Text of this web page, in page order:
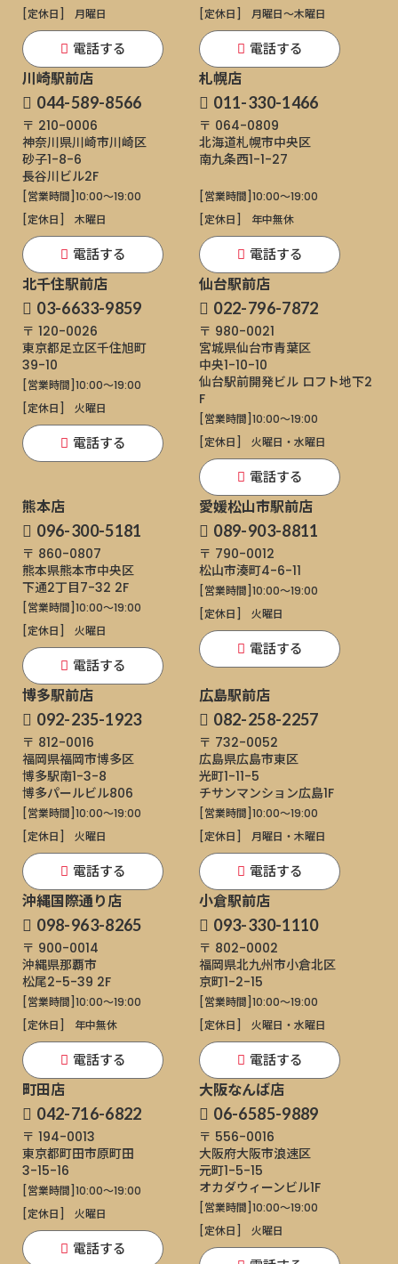
[定休日]
月曜日
電話する
[定休日]
月曜日〜木曜日
電話する
川崎駅前店
044-589-8566
〒 210-0006
神奈川県川崎市川崎区
砂子1-8-6
長谷川ビル2F
[営業時間]10:00～19:00
[定休日]
木曜日
電話する
札幌店
011-330-1466
〒 064-0809
北海道札幌市中央区
南九条西1-1-27
[営業時間]10:00～19:00
[定休日]
年中無休
電話する
北千住駅前店
03-6633-9859
〒 120-0026
東京都足立区千住旭町
39-10
[営業時間]10:00～19:00
[定休日]
火曜日
電話する
仙台駅前店
022-796-7872
〒 980-0021
宮城県仙台市青葉区
中央1-10-10
仙台駅前開発ビル ロフト地下2
F
[営業時間]10:00～19:00
[定休日]
火曜日・水曜日
電話する
熊本店
096-300-5181
〒 860-0807
熊本県熊本市中央区
下通2丁目7-32 2F
[営業時間]10:00～19:00
[定休日]
火曜日
電話する
愛媛松山市駅前店
089-903-8811
〒 790-0012
松山市湊町4-6-11
[営業時間]10:00～19:00
[定休日]
火曜日
電話する
博多駅前店
092-235-1923
〒 812-0016
福岡県福岡市博多区
博多駅南1-3-8
博多パールビル806
[営業時間]10:00～19:00
[定休日]
火曜日
電話する
広島駅前店
082-258-2257
〒 732-0052
広島県広島市東区
光町1-11-5
チサンマンション広島1F
[営業時間]10:00～19:00
[定休日]
月曜日・木曜日
電話する
沖縄国際通り店
098-963-8265
〒 900-0014
沖縄県那覇市
松尾2-5-39 2F
[営業時間]10:00～19:00
[定休日]
年中無休
電話する
小倉駅前店
093-330-1110
〒 802-0002
福岡県北九州市小倉北区
京町1-2-15
[営業時間]10:00～19:00
[定休日]
火曜日・水曜日
電話する
町田店
042-716-6822
〒 194-0013
東京都町田市原町田
3-15-16
[営業時間]10:00～19:00
[定休日]
火曜日
電話する
大阪なんば店
06-6585-9889
〒 556-0016
大阪府大阪市浪速区
元町1-5-15
オカダウィーンビル1F
[営業時間]10:00～19:00
[定休日]
火曜日